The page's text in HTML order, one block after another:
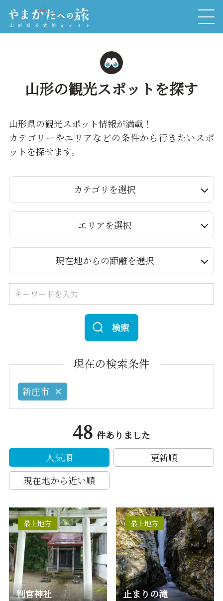
山形の観光スポットを探す
山形県の観光スポット情報が満載！
カテゴリーやエリアなどの条件から行きたいスポ
ットを探せます。
カテゴリを選択
エリアを選択
現在地からの距離を選択
検索
現在の検索条件
新庄市
48 件ありました
人気順
更新順
現在地から近い順
判官神社
最上地方
止まりの滝
最上地方